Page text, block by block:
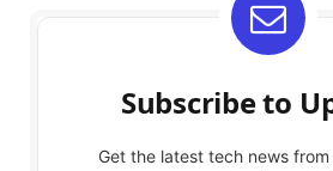
Subscribe to
Get the latest tech news